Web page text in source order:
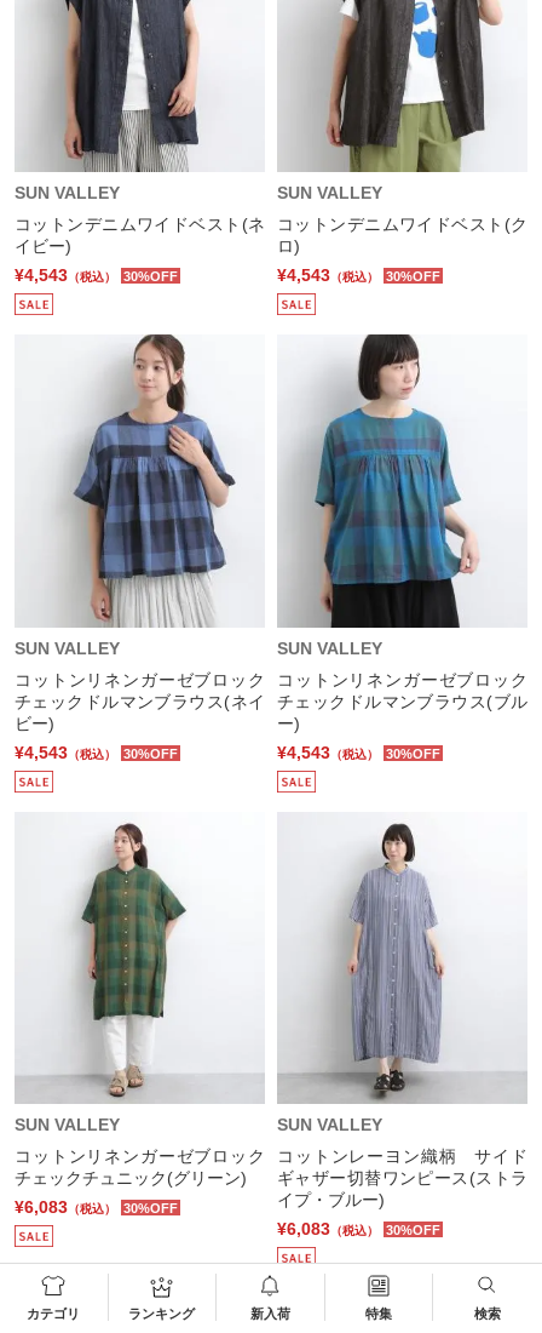
カテゴリ ランキング 新入荷 特集 検索
SUN VALLEY
コットンデニムワイドベスト(ネ
イビー)
¥4,543 （税込） 30%OFF
SUN VALLEY
コットンデニムワイドベスト(ク
ロ)
¥4,543 （税込） 30%OFF
SUN VALLEY
コットンリネンガーゼブロック
チェックドルマンブラウス(ネイ
ビー)
¥4,543 （税込） 30%OFF
SUN VALLEY
コットンリネンガーゼブロック
チェックドルマンブラウス(ブル
ー)
¥4,543 （税込） 30%OFF
SUN VALLEY
コットンリネンガーゼブロック
チェックチュニック(グリーン)
¥6,083 （税込） 30%OFF
SUN VALLEY
コットンレーヨン織柄 サイド
ギャザー切替ワンピース(ストラ
イプ・ブルー)
¥6,083 （税込） 30%OFF